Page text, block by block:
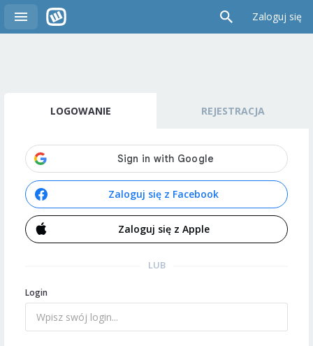
Zaloguj się
LOGOWANIE REJESTRACJA
Zaloguj się z Facebook
Zaloguj się z Apple
LUB
Login